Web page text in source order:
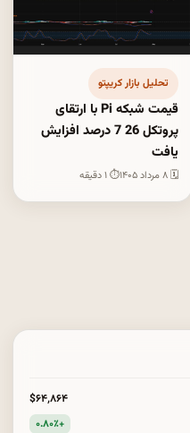
تحلیل بازار کریپتو
قیمت شبکه Pi با ارتقای
پروتکل 26 7 درصد افزایش
یافت
🗓 ۸ مرداد ۱۴۰۵ ⏱ ۱ دقیقه
$۶۴٬۸۶۴
+۰.۸۰٪